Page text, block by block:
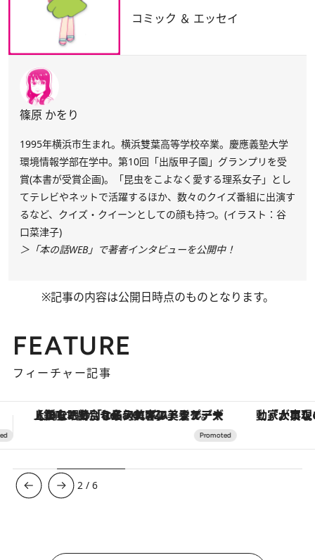
コミック ＆ エッセイ
篠原 かをり
1995年横浜市生まれ。横浜雙葉高等学校卒業。慶應義塾大学
環境情報学部在学中。第10回「出版甲子園」グランプリを受
賞(本書が受賞企画)。「昆虫をこよなく愛する理系女子」とし
てテレビやネットで活躍するほか、数々のクイズ番組に出演す
るなど、クイズ・クイーンとしての顔も持つ。(イラスト：谷
口菜津子)
＞「本の話WEB」で著者インタビューを公開中！
※記事の内容は公開日時点のものとなります。
FEATURE
フィーチャー記事
「大事なのは地域の意識を変えること」。ロレックス賞受賞の自然保護活動家が実現させたナイジェリアの自然環境の復活
3 /6